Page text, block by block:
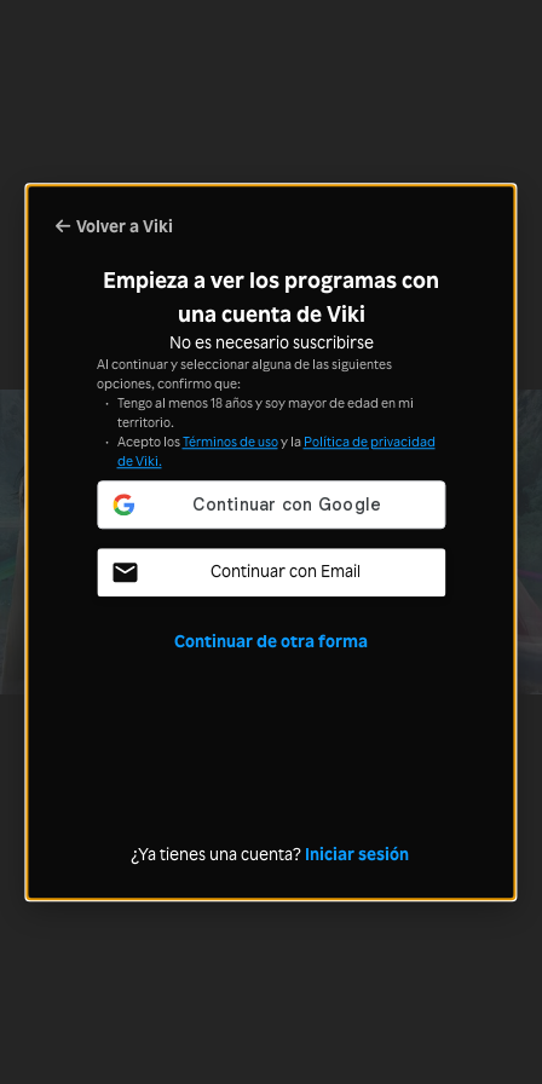
Volver a Viki
Empieza a ver los programas con
una cuenta de Viki
No es necesario suscribirse
Al continuar y seleccionar alguna de las siguientes
opciones, confirmo que:
Tengo al menos 18 años y soy mayor de edad en mi
territorio.
Acepto losTérminos de usoy la Política de privacidad
de Viki.
Continuar con Email
Continuar de otra forma
¿Ya tienes una cuenta? Iniciar sesión